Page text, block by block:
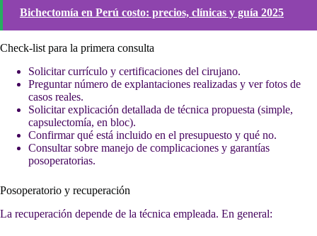
Bichectomía en Perú costo: precios, clínicas y guía 2025
Check-list para la primera consulta
Solicitar currículo y certificaciones del cirujano.
Preguntar número de explantaciones realizadas y ver fotos de
casos reales.
Solicitar explicación detallada de técnica propuesta (simple,
capsulectomía, en bloc).
Confirmar qué está incluido en el presupuesto y qué no.
Consultar sobre manejo de complicaciones y garantías
posoperatorias.
Posoperatorio y recuperación
La recuperación depende de la técnica empleada. En general: